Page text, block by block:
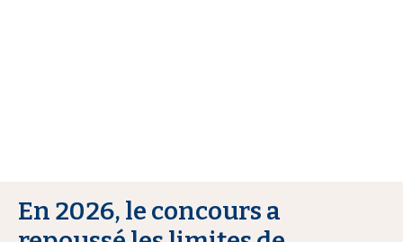
En 2026, le concours a